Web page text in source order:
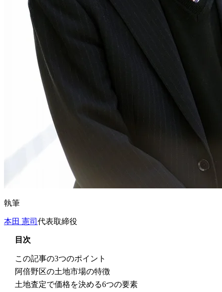
執筆
本田 憲司 代表取締役
目次
この記事の3つのポイント
阿倍野区の土地市場の特徴
土地査定で価格を決める6つの要素